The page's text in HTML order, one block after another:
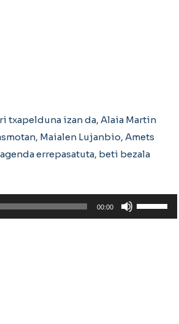
izan da, Alaia Martin
Maialen Lujanbio, Amets
errepasatuta, beti bezala
00:00
Erabili
gora/behera